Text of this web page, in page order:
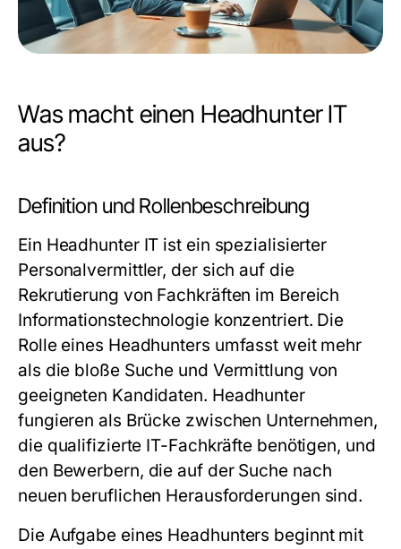
Was macht einen Headhunter IT
aus?
Definition und Rollenbeschreibung
Ein Headhunter IT ist ein spezialisierter
Personalvermittler, der sich auf die
Rekrutierung von Fachkräften im Bereich
Informationstechnologie konzentriert. Die
Rolle eines Headhunters umfasst weit mehr
als die bloße Suche und Vermittlung von
geeigneten Kandidaten. Headhunter
fungieren als Brücke zwischen Unternehmen,
die qualifizierte IT-Fachkräfte benötigen, und
den Bewerbern, die auf der Suche nach
neuen beruflichen Herausforderungen sind.
Die Aufgabe eines Headhunters beginnt mit